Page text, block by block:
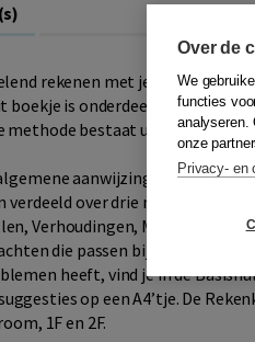
rekenen met je kind of met
is onderdeel van de reeks
methode bestaat uit een groot
aanwijzingen voor de
verdeeld over drie niveaus: (op
Verhoudingen, Meten en
die passen bij de
heeft, vind je in de
op een A4’tje. De
1F en 2F.
Over de
We
functies
analyseren.
onze
Privacy- en